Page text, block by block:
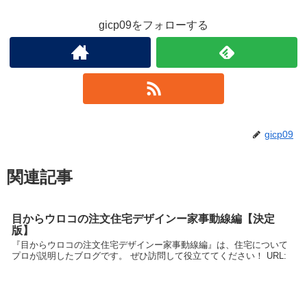
gicp09をフォローする
gicp09
関連記事
目からウロコの注文住宅デザインー家事動線編【決定
版】
『目からウロコの注文住宅デザインー家事動線編』は、住宅について
プロが説明したブログです。 ぜひ訪問して役立ててください！ URL: